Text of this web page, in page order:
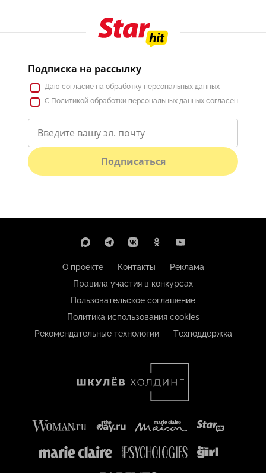
Подписка на рассылку
Даю согласие на обработку персональных данных
С Политикой обработки персональных данных согласен
Подписаться
О проекте Контакты
Реклама
Правила участия в конкурсах
Пользовательское соглашение
Политика использования cookies
Рекомендательные технологии
Техподдержка